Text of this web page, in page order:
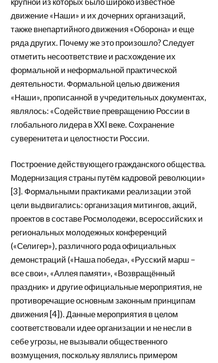
движение «Наши» и их дочерних организаций,
также внепартийного движения «Оборона» и еще
ряда других. Почему же это произошло? Следует
отметить несоответствие и расхождение их
формальной и неформальной практической
деятельности. Формальной целью движения
«Наши», прописанной в учредительных документах,
являлось: «Cодействие превращению России в
глобального лидера в XXI веке. Сохранение
суверенитета и целостности России.
Построение действующего гражданского общества.
Модернизация страны путём кадровой революции»
[3]. Формальными практиками реализации этой
цели выдвигались: организация митингов, акций,
проектов в составе Росмолодежи, всероссийских и
региональных молодежных конференций
(«Селигер»), различного рода официальных
демонстраций («Наша победа», «Русский марш –
все свои», «Аллея памяти», «Возвращённый
праздник» и другие официальные мероприятия, не
противоречащие основным законным принципам
движения [4]). Данные мероприятия в целом
соответствовали идее организации и не несли в
себе угрозы, не вызывали общественного
возмущения, поскольку являлись примером